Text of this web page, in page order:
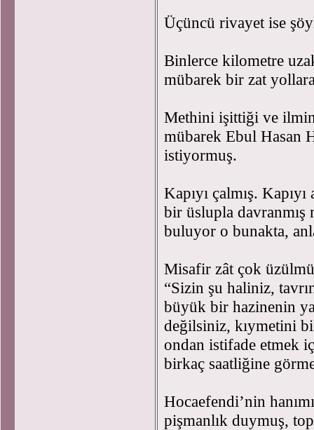
Üçüncü rivayet ise
Binlerce kilometre
mübarek bir zat
Methini işittiği ve
mübarek Ebul Hasan
istiyormuş.
Kapıyı çalmış.
bir üslupla
buluyor o bunakta,
Misafir zât çok
“Sizin şu haliniz,
büyük bir hazinenin
değilsiniz, kıymetini
ondan istifade etmek
birkaç saatliğine
Hocaefendi’nin
pişmanlık duymuş,